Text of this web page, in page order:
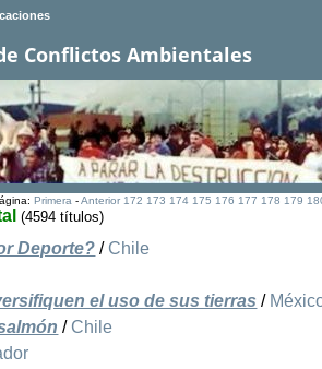
Conflictos Ambientales
Primera-Anterior 172 173 174 175 176 177 178 179
(4594 títulos)
Deporte? / Chile
el uso de sus tierras /
/ Chile